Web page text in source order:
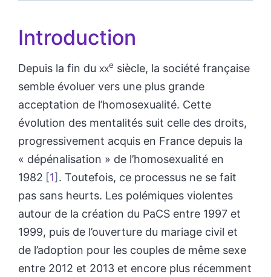
Introduction
Depuis la fin du xxe siècle, la société française
semble évoluer vers une plus grande
acceptation de l’homosexualité. Cette
évolution des mentalités suit celle des droits,
progressivement acquis en France depuis la
« dépénalisation » de l’homosexualité en
1982
1 . Toutefois, ce processus ne se fait
pas sans heurts. Les polémiques violentes
autour de la création du PaCS entre 1997 et
1999, puis de l’ouverture du mariage civil et
de l’adoption pour les couples de même sexe
entre 2012 et 2013 et encore plus récemment